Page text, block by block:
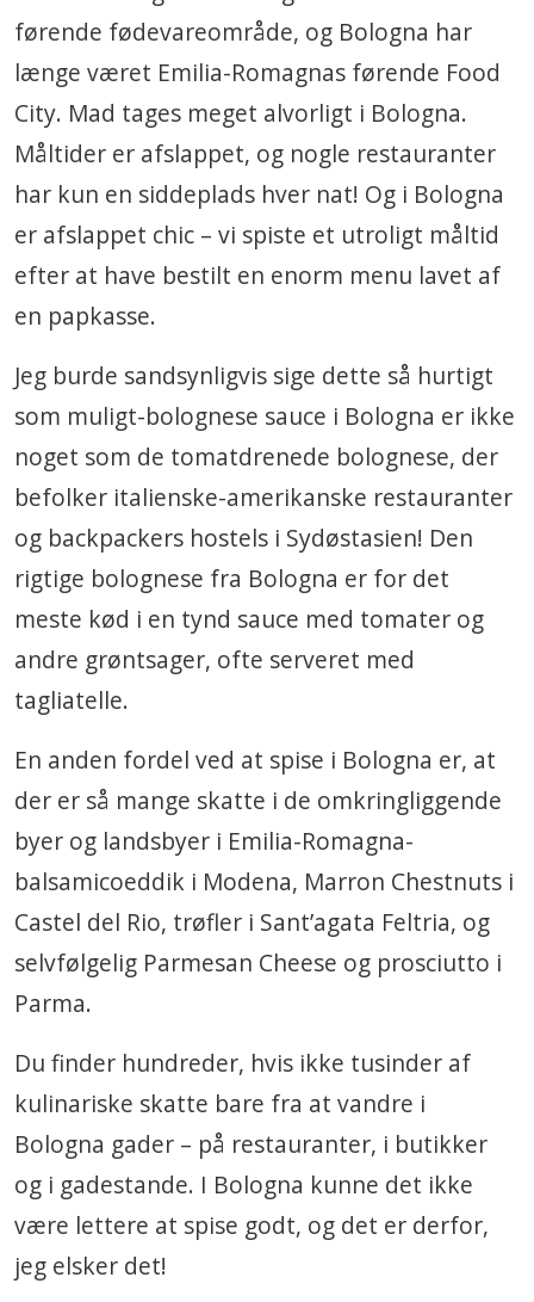
førende fødevareområde, og Bologna har
længe været Emilia-Romagnas førende Food
City. Mad tages meget alvorligt i Bologna.
Måltider er afslappet, og nogle restauranter
har kun en siddeplads hver nat! Og i Bologna
er afslappet chic – vi spiste et utroligt måltid
efter at have bestilt en enorm menu lavet af
en papkasse.
Jeg burde sandsynligvis sige dette så hurtigt
som muligt-bolognese sauce i Bologna er ikke
noget som de tomatdrenede bolognese, der
befolker italienske-amerikanske restauranter
og backpackers hostels i Sydøstasien! Den
rigtige bolognese fra Bologna er for det
meste kød i en tynd sauce med tomater og
andre grøntsager, ofte serveret med
tagliatelle.
En anden fordel ved at spise i Bologna er, at
der er så mange skatte i de omkringliggende
byer og landsbyer i Emilia-Romagna-
balsamicoeddik i Modena, Marron Chestnuts i
Castel del Rio, trøfler i Sant’agata Feltria, og
selvfølgelig Parmesan Cheese og prosciutto i
Parma.
Du finder hundreder, hvis ikke tusinder af
kulinariske skatte bare fra at vandre i
Bologna gader – på restauranter, i butikker
og i gadestande. I Bologna kunne det ikke
være lettere at spise godt, og det er derfor,
jeg elsker det!